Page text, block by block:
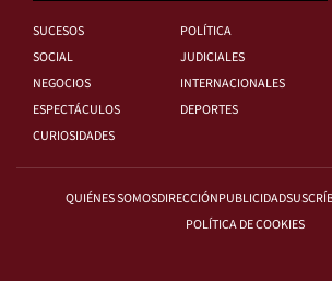
SUCESOS
POLÍTICA
SOCIAL
JUDICIALES
NEGOCIOS
INTERNACIONALES
ESPECTÁCULOS
DEPORTES
CURIOSIDADES
QUIÉNES SOMOSDIRECCIÓNPUBLICIDAD
POLÍTICA DE COOKIES